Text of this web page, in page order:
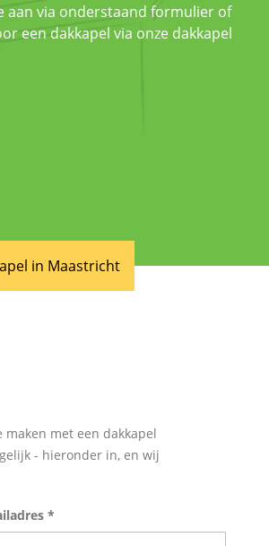
aan via onderstaand formulier of
een dakkapel via onze dakkapel
in Maastricht
met een dakkapel
- hieronder in, en wij
*